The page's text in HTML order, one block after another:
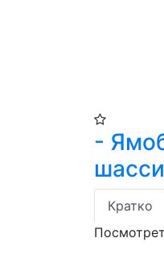
-
шасси
Кратко